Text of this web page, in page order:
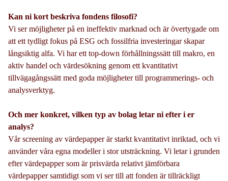
Kan ni kort beskriva fondens filosofi?
Vi ser möjligheter på en ineffektiv marknad och är övertygade om
att ett tydligt fokus på ESG och fossilfria investeringar skapar
långsiktig alfa. Vi har ett top-down förhållningssätt till makro, en
aktiv handel och värdesökning genom ett kvantitativt
tillvägagångssätt med goda möjligheter till programmerings- och
analysverktyg.
Och mer konkret, vilken typ av bolag letar ni efter i er
analys?
Vår screening av värdepapper är starkt kvantitativt inriktad, och vi
använder våra egna modeller i stor utsträckning. Vi letar i grunden
efter värdepapper som är prisvärda relativt jämförbara
värdepapper samtidigt som vi ser till att fonden är tillräckligt